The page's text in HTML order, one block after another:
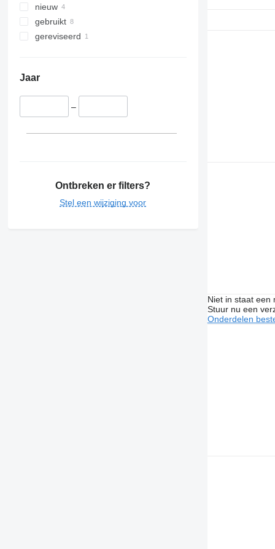
nieuw
gebruikt
gereviseerd
Jaar
–
Ontbreken er filters?
Stel een wijziging voor
Niet in staat een
Stuur nu een
Onderdelen